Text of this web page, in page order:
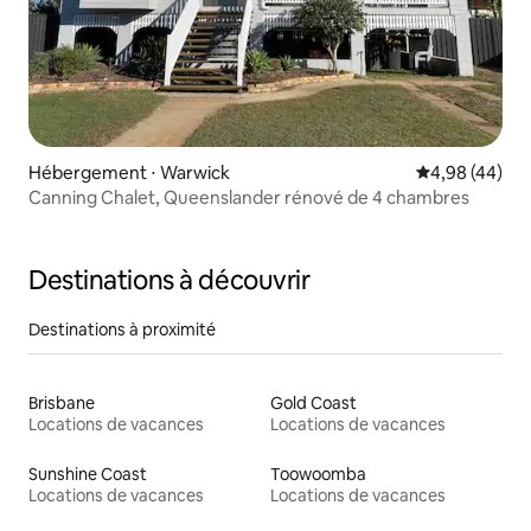
Hébergement ⋅ Warwick Évaluation
4,98 (44)
Canning Chalet, Queenslander rénové de 4 chambres
Destinations à découvrir
Destinations à proximité
Brisbane
Locations de vacances
Gold Coast
Locations de vacances
Sunshine Coast
Locations de vacances
Toowoomba
Locations de vacances